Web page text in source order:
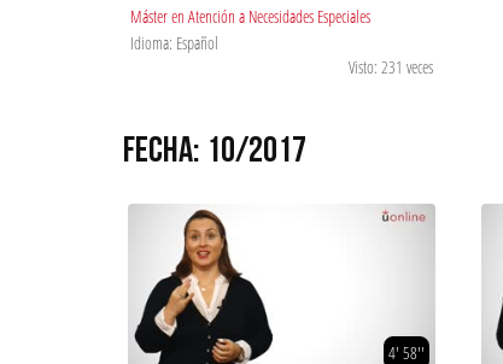
Máster en Atención a Necesidades Especiales
Idioma: Español
Visto: 231 veces
FECHA: 10/2017
4' 58''